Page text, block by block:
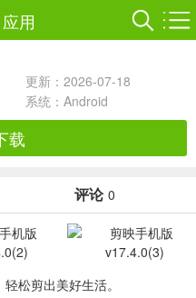
应用
更新：2026-07-18
系统：Android
载
评论 0
松剪出美好生活。